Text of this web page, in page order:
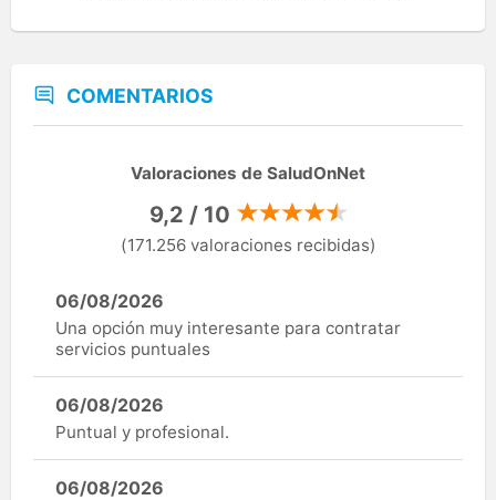
COMENTARIOS
Valoraciones de SaludOnNet
9,2 / 10
(171.256 valoraciones recibidas)
06/08/2026
Una opción muy interesante para contratar
servicios puntuales
06/08/2026
Puntual y profesional.
06/08/2026